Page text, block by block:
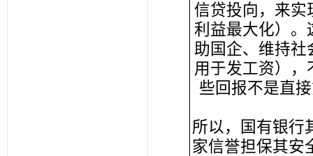
信贷投向，来实
利益最大化）。
助国企、维持社
用于发工资）
些回报不是直
所以，国有银行
家信誉担保其安